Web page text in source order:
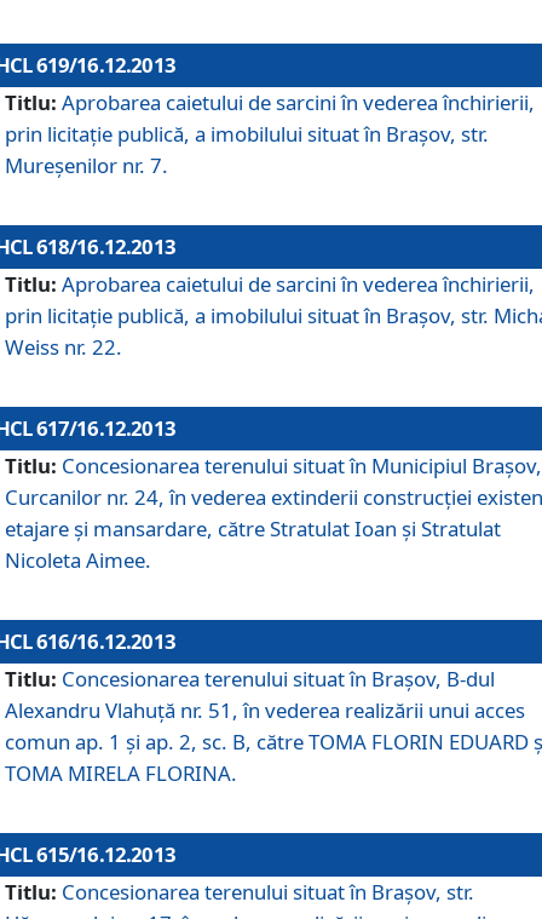
619/16.12.2013
Titlu: Aprobarea caietului de sarcini în vederea închirierii,
prin licitaţie publică, a imobilului situat în Braşov, str.
Mureşenilor nr. 7.
618/16.12.2013
Titlu: Aprobarea caietului de sarcini în vederea închirierii,
prin licitaţie publică, a imobilului situat în Braşov, str.
Weiss nr. 22.
617/16.12.2013
Titlu: Concesionarea terenului situat în Municipiul
Curcanilor nr. 24, în vederea extinderii construcţiei
etajare şi mansardare, către Stratulat Ioan şi Stratulat
Nicoleta Aimee.
616/16.12.2013
Titlu: Concesionarea terenului situat în Braşov, B-dul
Alexandru Vlahuţă nr. 51, în vederea realizării unui acces
comun ap. 1 şi ap. 2, sc. B, către TOMA FLORIN EDUARD
TOMA MIRELA FLORINA.
615/16.12.2013
Titlu: Concesionarea terenului situat în Braşov, str.